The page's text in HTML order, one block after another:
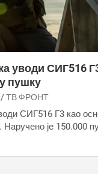
уводи СИГ516
пушку
ТВ ФРОНТ
СИГ516 Г3 као
Наручено је 150.000